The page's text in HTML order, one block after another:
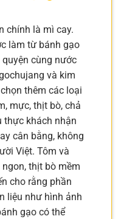
chính là mì cay.
làm từ bánh gạo
cùng nước
và kim
thêm các loại
mực, thịt bò, chả
thực khách nhận
cân bằng, không
Việt. Tôm và
thịt bò mềm
cho rằng phần
liệu như hình ảnh
gạo có thể